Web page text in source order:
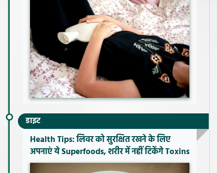
डाइट
Health Tips: लिवर को सुरक्षित रखने के लिए
अपनाएं ये Superfoods, शरीर में नहीं टिकेंगे Toxins